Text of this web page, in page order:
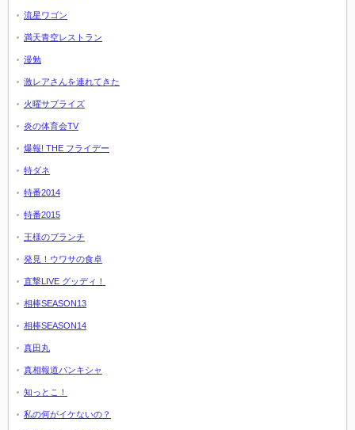
流星ワゴン
満天青空レストラン
漫勉
激レアさんを連れてきた
火曜サプライズ
炎の体育会TV
爆報! THE フライデー
特ダネ
特番2014
特番2015
王様のブランチ
発見！ウワサの食卓
直撃LIVE グッディ！
相棒SEASON13
相棒SEASON14
真田丸
真相報道バンキシャ
知っとこ！
私の何がイケないの？